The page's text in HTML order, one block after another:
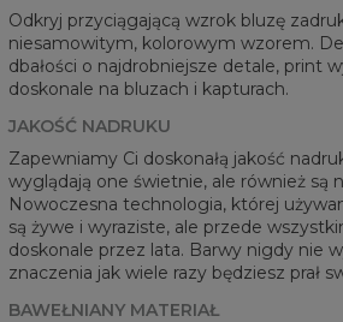
Odkryj przyciągającą wzrok bluzę
niesamowitym, kolorowym wzorem.
dbałości o najdrobniejsze detale, print
doskonale na bluzach i kapturach.
JAKOŚĆ NADRUKU
Zapewniamy Ci doskonałą jakość
wyglądają one świetnie, ale również są
Nowoczesna technologia, której
są żywe i wyraziste, ale przede
doskonale przez lata. Barwy nigdy nie
znaczenia jak wiele razy będziesz prał
BAWEŁNIANY MATERIAŁ